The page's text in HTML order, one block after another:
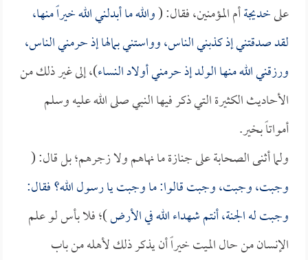
علىخديجةأم المؤمنين، فقال: (والله ما أبدلني الله خيراً منها،
لقد صدقتني إذ كذبني الناس، وواستني بمالها إذ حرمني الناس،
ورزقني الله منها الولد إذ حرمني أولاد النساء)، إلى غير ذلك من
الأحاديث الكثيرة التي ذكر فيها النبي صلى الله عليه وسلم
أمواتاً بخير.
ولما أثنى الصحابة على جنازة ما نهاهم ولا زجرهم؛ بل قال: (
وجبت، وجبت، وجبت قالوا: ما وجبت يا رسول الله؟ فقال:
وجبت له الجنة، أنتم شهداء الله في الأرض)؛ فلا بأس لو علم
الإنسان من حال الميت خيراً أن يذكر ذلك لأهله من باب